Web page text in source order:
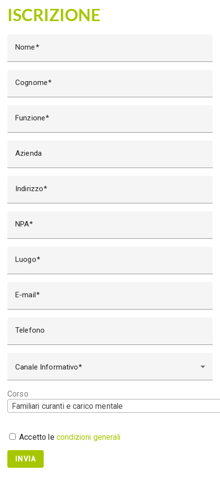
ISCRIZIONE
Nome
Cognome
Funzione
Azienda
Indirizzo
NPA
Luogo
E-mail
Telefono
Canale Informativo
Corso
Familiari curanti e carico mentale
Accetto le condizioni generali
INVIA